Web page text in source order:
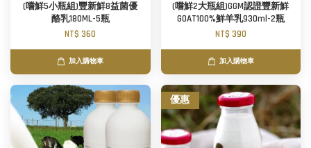
(嚐鮮5小瓶組)豐新鮮8益菌優
酪乳180ML-5瓶
NT$ 360
加入購物車
(嚐鮮2大瓶組)GGM認證豐新鮮
GOAT100%鮮羊乳930ml-2瓶
NT$ 390
加入購物車
優惠